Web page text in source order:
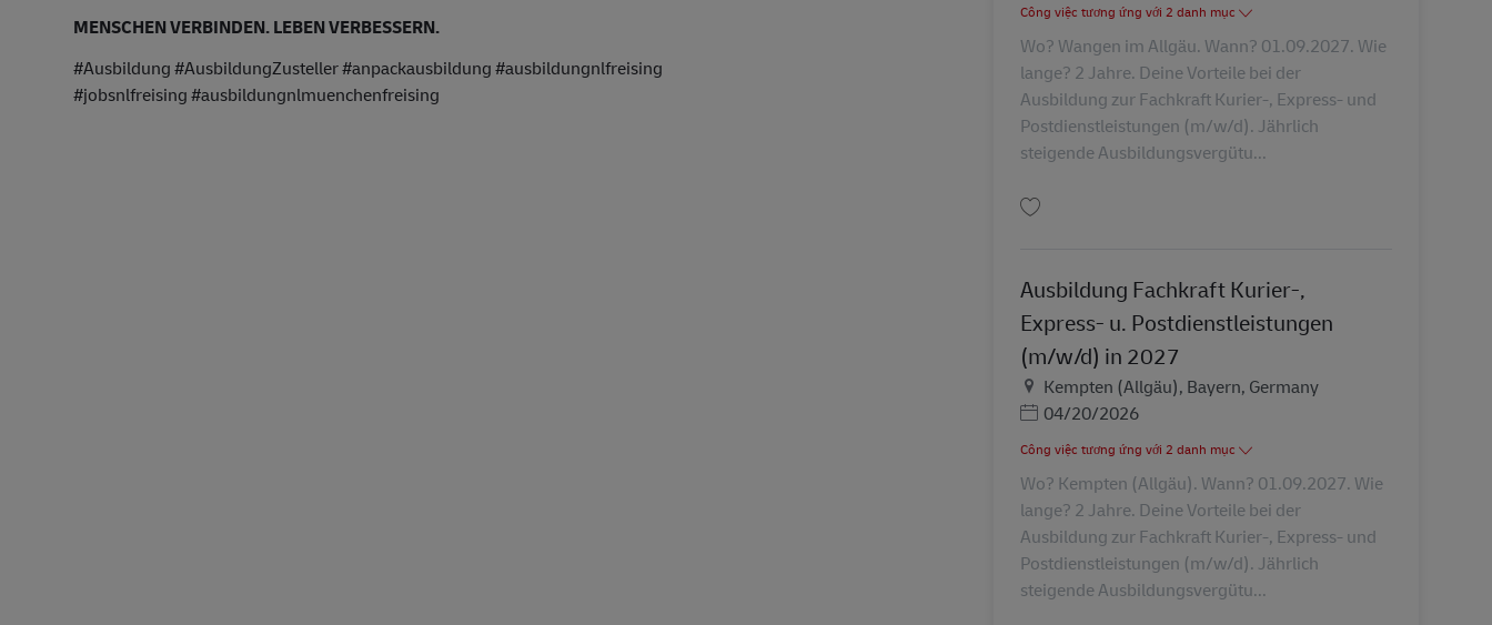
MENSCHEN VERBINDEN. LEBEN VERBESSERN.
#Ausbildung #AusbildungZusteller #anpackausbildung #ausbildungnlfreising
#jobsnlfreising #ausbildungnlmuenchenfreising
Công việc tương ứng với 2 danh mục
Wo? Wangen im Allgäu. Wann? 01.09.2027. Wie
lange? 2 Jahre. Deine Vorteile bei der
Ausbildung zur Fachkraft Kurier-, Express- und
Postdienstleistungen (m/w/d). Jährlich
steigende Ausbildungsvergütu...
Ausbildung Fachkraft Kurier-,
Express- u. Postdienstleistungen
(m/w/d) in 2027
Địa điểm
Kempten (Allgäu), Bayern, Germany
Posted Date
04/20/2026
Công việc tương ứng với 2 danh mục
Wo? Kempten (Allgäu). Wann? 01.09.2027. Wie
lange? 2 Jahre. Deine Vorteile bei der
Ausbildung zur Fachkraft Kurier-, Express- und
Postdienstleistungen (m/w/d). Jährlich
steigende Ausbildungsvergütu...